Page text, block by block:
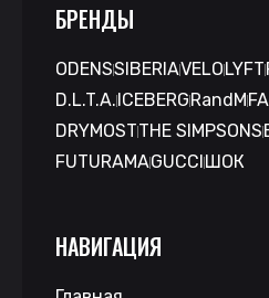
БРЕНДЫ
ODENSSIBERIAVELO LYFT
D.L.T.A. ICEBERG RandM
DRYMOSTTHE SIMPSONS
FUTURAMAGUCCI ШОК
НАВИГАЦИЯ